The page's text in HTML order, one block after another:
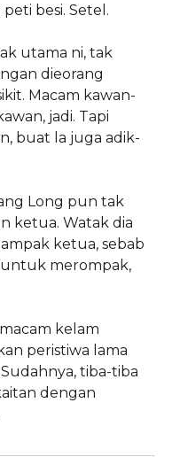
besi. Setel.
utama ni, tak
dieorang
Macam kawan-
jadi. Tapi
buat la juga adik-
Long pun tak
ketua. Watak dia
ketua, sebab
untuk merompak,
kelam
peristiwa lama
tiba-tiba
dengan